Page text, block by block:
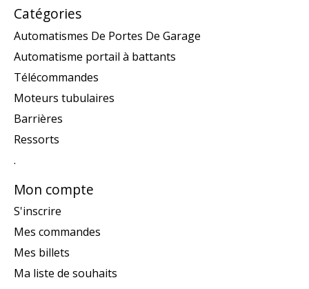
Catégories
Automatismes De Portes De Garage
Automatisme portail à battants
Télécommandes
Moteurs tubulaires
Barrières
Ressorts
.
Mon compte
S'inscrire
Mes commandes
Mes billets
Ma liste de souhaits